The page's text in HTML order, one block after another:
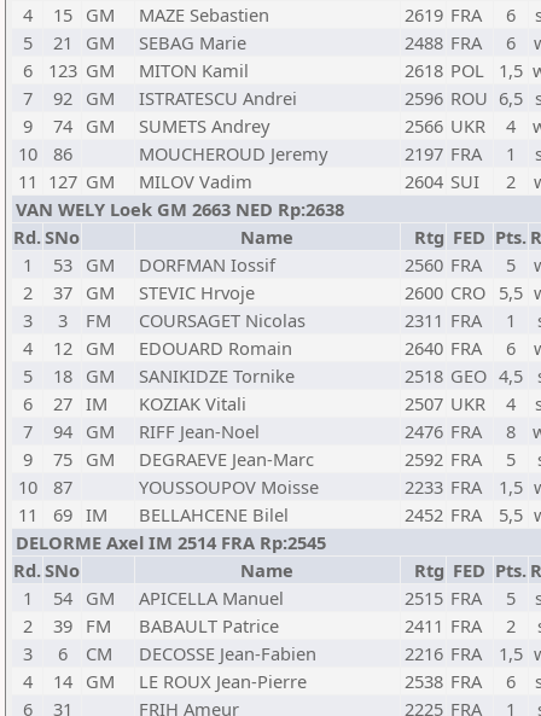
4
15 GM MAZE Sebastien 2619 FRA 6
5
21 GM SEBAG Marie 2488 FRA 6
6
123 GM MITON Kamil 2618 POL 1,5
7
92 GM ISTRATESCU Andrei 2596 ROU 6,5
9
74 GM SUMETS Andrey 2566 UKR 4
10
86 MOUCHEROUD Jeremy 2197 FRA 1
11 127 GM MILOV Vadim 2604 SUI 2
VAN WELY Loek GM 2663 NED Rp:2638
Rd.SNo Name Rtg FED Pts.
1
53 GM DORFMAN Iossif 2560 FRA 5
2
37 GM STEVIC Hrvoje 2600 CRO 5,5
3
3 FM COURSAGET Nicolas 2311 FRA 1
4
12 GM EDOUARD Romain 2640 FRA 6
5
18 GM SANIKIDZE Tornike 2518 GEO 4,5
6
27 IM KOZIAK Vitali 2507 UKR 4
7
94 GM RIFF Jean-Noel 2476 FRA 8
9
75 GM DEGRAEVE Jean-Marc 2592 FRA 5
10
87 YOUSSOUPOV Moisse 2233 FRA 1,5
11
69 IM BELLAHCENE Bilel 2452 FRA 5,5
DELORME Axel IM 2514 FRA Rp:2545
Rd.SNo Name Rtg FED Pts.
1
54 GM APICELLA Manuel 2515 FRA 5
2
39 FM BABAULT Patrice 2411 FRA 2
3
6 CM DECOSSE Jean-Fabien 2216 FRA 1,5
4
14 GM LE ROUX Jean-Pierre 2538 FRA 6
6
31 FRIH Ameur 2225 FRA 1